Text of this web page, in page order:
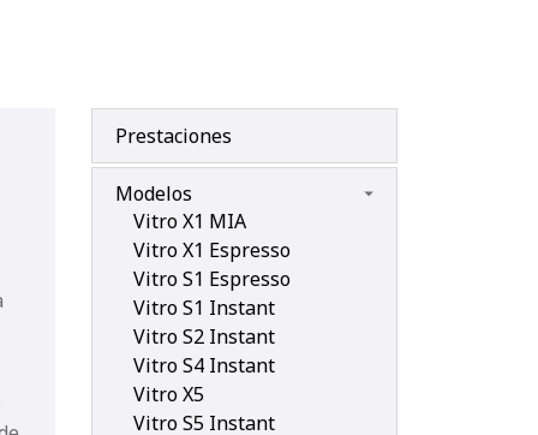
Prestaciones
Modelos
Vitro X1 MIA
Vitro X1 Espresso
Vitro S1 Espresso
Vitro S1 Instant
Vitro S2 Instant
Vitro S4 Instant
Vitro X5
Vitro S5 Instant